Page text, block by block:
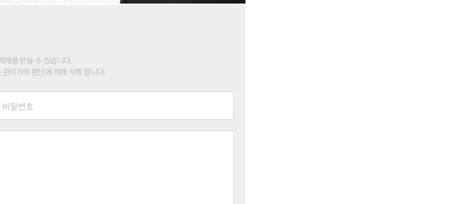
재를 받을 수 있습니다.
리자의 판단에 의해 삭제 합니다.